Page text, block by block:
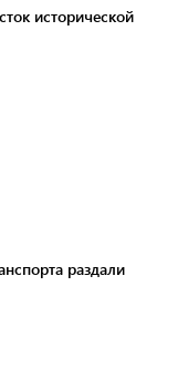
исторической
раздали